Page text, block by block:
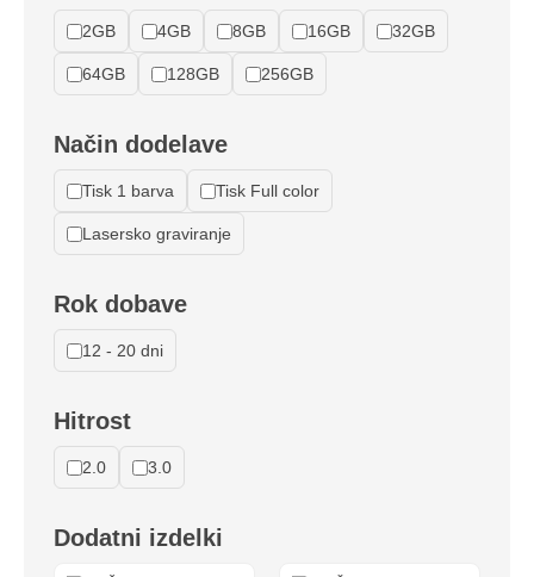
2GB 4GB 8GB 16GB 32GB
64GB 128GB 256GB
Način dodelave
Tisk 1 barva Tisk Full color
Lasersko graviranje
Rok dobave
12 - 20 dni
Hitrost
2.0 3.0
Dodatni izdelki